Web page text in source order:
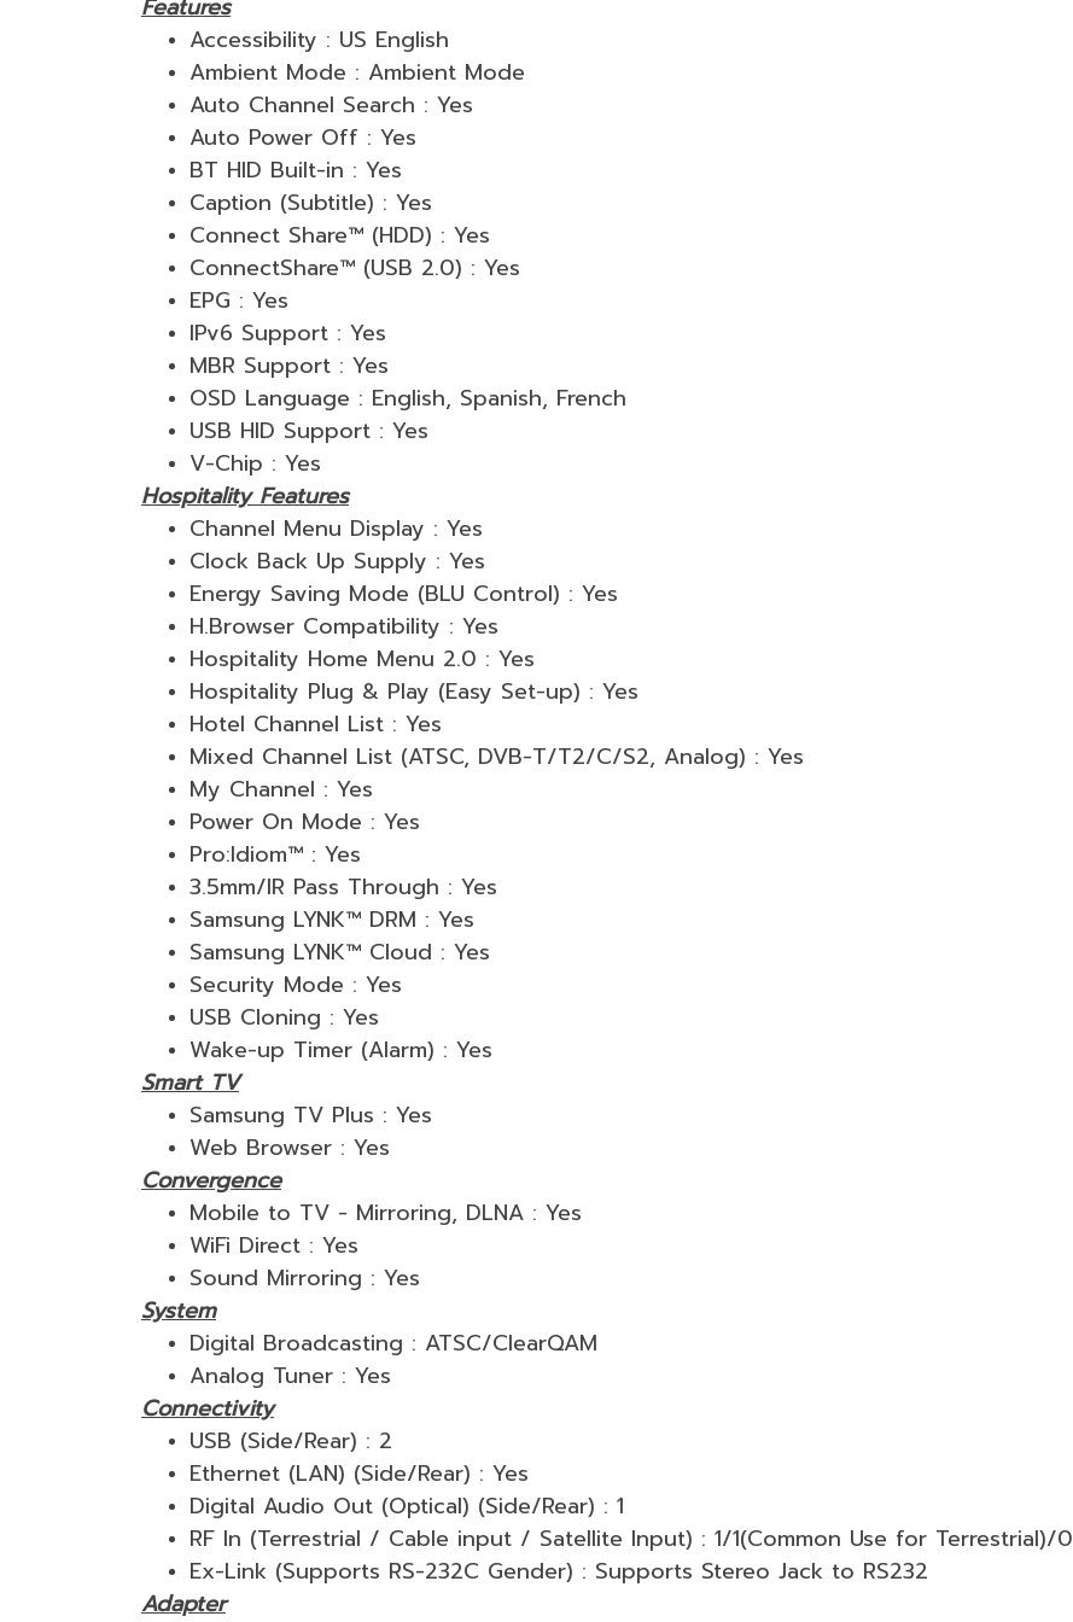
Features
Accessibility : US English
Ambient Mode : Ambient Mode
Auto Channel Search : Yes
Auto Power Off : Yes
BT HID Built-in : Yes
Caption (Subtitle) : Yes
Connect Share™ (HDD) : Yes
ConnectShare™ (USB 2.0) : Yes
EPG : Yes
IPv6 Support : Yes
MBR Support : Yes
OSD Language : English, Spanish, French
USB HID Support : Yes
V-Chip : Yes
Hospitality Features
Channel Menu Display : Yes
Clock Back Up Supply : Yes
Energy Saving Mode (BLU Control) : Yes
H.Browser Compatibility : Yes
Hospitality Home Menu 2.0 : Yes
Hospitality Plug & Play (Easy Set-up) : Yes
Hotel Channel List : Yes
Mixed Channel List (ATSC, DVB-T/T2/C/S2, Analog) : Yes
My Channel : Yes
Power On Mode : Yes
Pro:Idiom™ : Yes
3.5mm/IR Pass Through : Yes
Samsung LYNK™ DRM : Yes
Samsung LYNK™ Cloud : Yes
Security Mode : Yes
USB Cloning : Yes
Wake-up Timer (Alarm) : Yes
Smart TV
Samsung TV Plus : Yes
Web Browser : Yes
Convergence
Mobile to TV - Mirroring, DLNA : Yes
WiFi Direct : Yes
Sound Mirroring : Yes
System
Digital Broadcasting : ATSC/ClearQAM
Analog Tuner : Yes
Connectivity
USB (Side/Rear) : 2
Ethernet (LAN) (Side/Rear) : Yes
Digital Audio Out (Optical) (Side/Rear) : 1
RF In (Terrestrial / Cable input / Satellite Input) : 1/1(Common Use for Terrestrial)/0
Ex-Link (Supports RS-232C Gender) : Supports Stereo Jack to RS232
Adapter